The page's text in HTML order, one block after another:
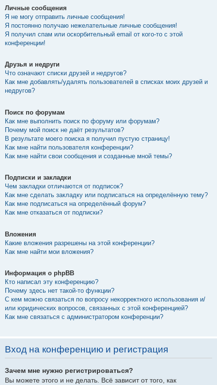
Личные сообщения
Я не могу отправить личные сообщения!
Я постоянно получаю нежелательные личные сообщения!
Я получил спам или оскорбительный email от кого-то с этой
конференции!
Друзья и недруги
Что означают списки друзей и недругов?
Как мне добавлять/удалять пользователей в списках моих друзей и
недругов?
Поиск по форумам
Как мне выполнить поиск по форуму или форумам?
Почему мой поиск не даёт результатов?
В результате моего поиска я получил пустую страницу!
Как мне найти пользователя конференции?
Как мне найти свои сообщения и созданные мной темы?
Подписки и закладки
Чем закладки отличаются от подписок?
Как мне сделать закладку или подписаться на определённую тему?
Как мне подписаться на определённый форум?
Как мне отказаться от подписки?
Вложения
Какие вложения разрешены на этой конференции?
Как мне найти мои вложения?
Информация о phpBB
Кто написал эту конференцию?
Почему здесь нет такой-то функции?
С кем можно связаться по вопросу некорректного использования и/
или юридических вопросов, связанных с этой конференцией?
Как мне связаться с администратором конференции?
Вход на конференцию и регистрация
Зачем мне нужно регистрироваться?
Вы можете этого и не делать. Всё зависит от того, как